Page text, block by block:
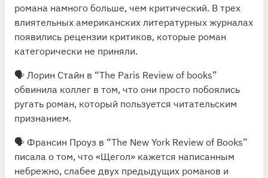
романа намного больше, чем критический. В трех
влиятельных американских литературных журналах
появились рецензии критиков, которые роман
категорически не приняли.
🗣 Лорин Стайн в “The Paris Review of books”
обвинила коллег в том, что они просто побоялись
ругать роман, который пользуется читательским
признанием.
🗣 Франсин Проуз в “The New York Review of Books”
писала о том, что «Щегол» кажется написанным
небрежно, слабее двух предыдущих романов и